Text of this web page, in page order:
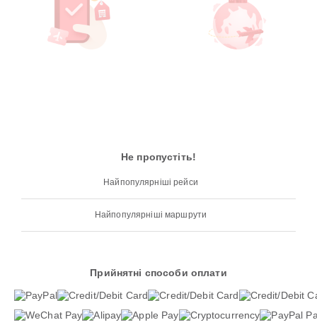
Не пропустіть!
Найпопулярніші рейси
Найпопулярніші маршрути
Прийнятні способи оплати